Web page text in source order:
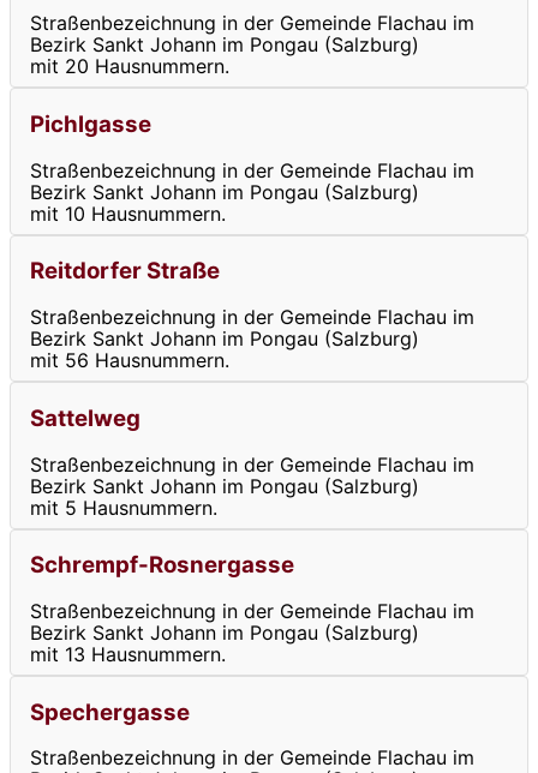
Straßenbezeichnung in der Gemeinde Flachau im
Bezirk Sankt Johann im Pongau (Salzburg)
mit 20 Hausnummern.
Pichlgasse
Straßenbezeichnung in der Gemeinde Flachau im
Bezirk Sankt Johann im Pongau (Salzburg)
mit 10 Hausnummern.
Reitdorfer Straße
Straßenbezeichnung in der Gemeinde Flachau im
Bezirk Sankt Johann im Pongau (Salzburg)
mit 56 Hausnummern.
Sattelweg
Straßenbezeichnung in der Gemeinde Flachau im
Bezirk Sankt Johann im Pongau (Salzburg)
mit 5 Hausnummern.
Schrempf-Rosnergasse
Straßenbezeichnung in der Gemeinde Flachau im
Bezirk Sankt Johann im Pongau (Salzburg)
mit 13 Hausnummern.
Spechergasse
Straßenbezeichnung in der Gemeinde Flachau im